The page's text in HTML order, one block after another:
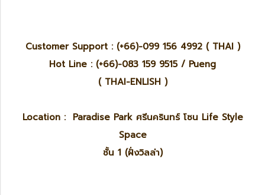
Customer Support : (+66)-099 156 4992 ( THAI )
Hot Line : (+66)-083 159 9515 / Pueng
( THAI-ENLISH )
Location : Paradise Park ศรีนครินทร์ โซน Life Style
Space
ชั้น 1 (ฝั่งวิลล่า)